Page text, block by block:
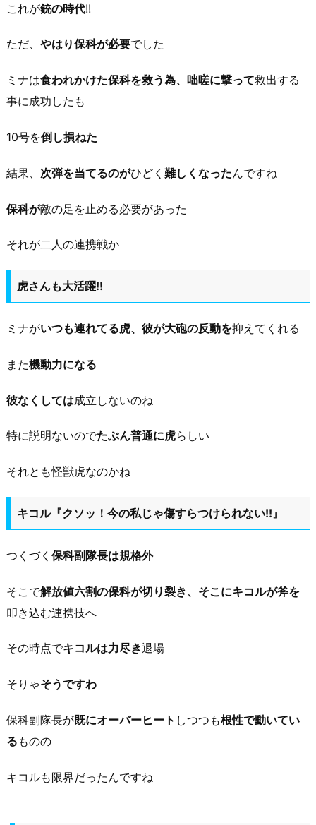
これが銃の時代!!
ただ、 やはり保科が必要でした
ミナは食われかけた保科を救う為、咄嗟に撃って救出する
事に成功したも
10号を倒し損ねた
結果、 次弾を当てるのがひどく 難しくなったんですね
保科が敵の足を止める必要があった
それが二人の連携戦か
虎さんも大活躍!!
ミナがいつも連れてる虎、彼が大砲の反動を抑えてくれる
また機動力になる
彼なくしては成立しないのね
特に説明ないのでたぶん普通に虎らしい
それとも怪獣虎なのかね
キコル『クソッ！今の私じゃ傷すらつけられない!!』
つくづく 保科副隊長は規格外
そこで解放値六割の保科が切り裂き、そこにキコルが斧を
叩き込む連携技へ
その時点でキコルは力尽き退場
そりゃそうですわ
保科副隊長が既にオーバーヒート しつつも根性で動いてい
る ものの
キコルも限界だったんですね